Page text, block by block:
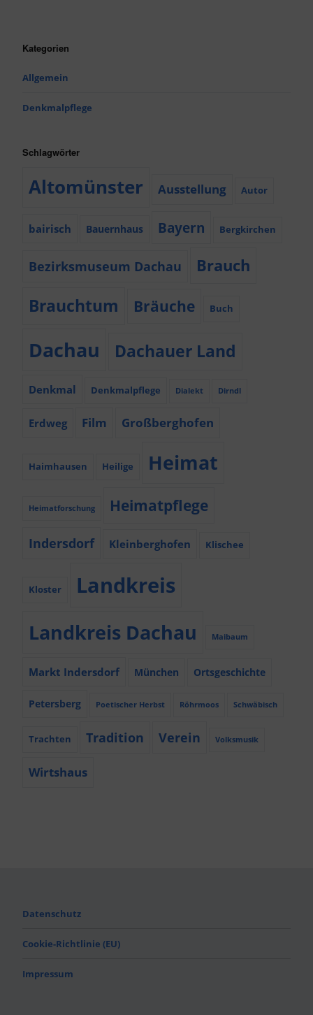
Kategorien
Allgemein
Denkmalpflege
Schlagwörter
Altomünster Ausstellung Autor
bairisch Bauernhaus Bayern Bergkirchen
Bezirksmuseum Dachau Brauch
Brauchtum Bräuche Buch
Dachau Dachauer Land
Denkmal Denkmalpflege Dialekt Dirndl
Erdweg Film Großberghofen
Haimhausen Heilige Heimat
Heimatforschung Heimatpflege
Indersdorf Kleinberghofen Klischee
Kloster Landkreis
Landkreis Dachau Maibaum
Markt Indersdorf München Ortsgeschichte
Petersberg Poetischer Herbst Röhrmoos Schwäbisch
Trachten Tradition Verein Volksmusik
Wirtshaus
Datenschutz
Cookie-Richtlinie (EU)
Impressum